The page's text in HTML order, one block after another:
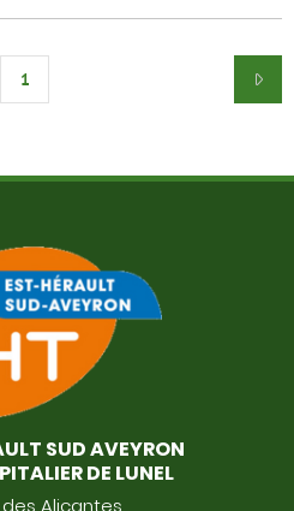
1
SUD AVEYRON
DE LUNEL
Alicantes